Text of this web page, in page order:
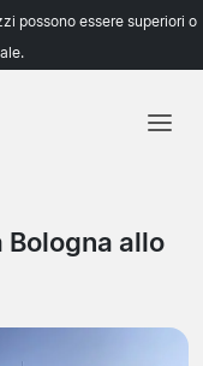
possono essere superiori o
Bologna allo